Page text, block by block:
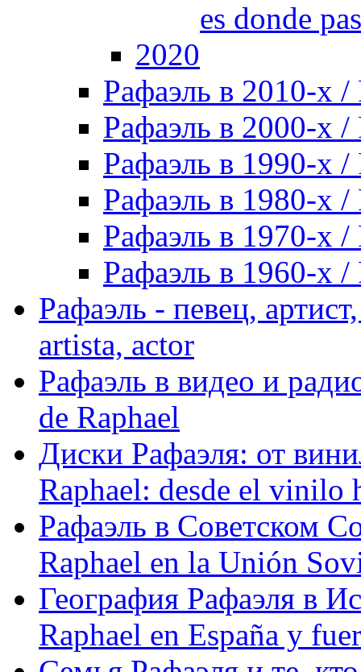
es donde
2020
Рафаэль в 2010-х /
Рафаэль в 2000-х /
Рафаэль в 1990-х /
Рафаэль в 1980-х /
Рафаэль в 1970-х /
Рафаэль в 1960-х /
Рафаэль - певец,
artista, actor
Рафаэль в видео и
de Raphael
Диски Рафаэля: от
Raphael: desde el vinilo
Рафаэль в Советском
Raphael en la Unión
География Рафаэля в
Raphael en España y